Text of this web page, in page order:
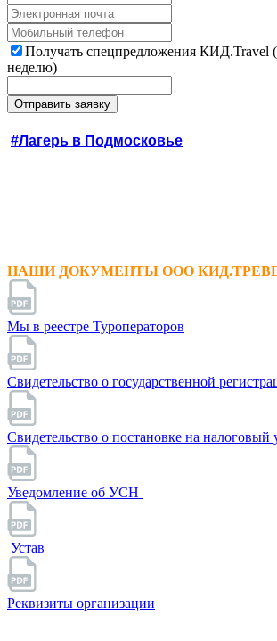
Получать спецпредложения КИД.Travel
неделю)
#Лагерь в Подмосковье
НАШИ ДОКУМЕНТЫ ООО
Мы в реестре Туроператоров
Свидетельство о государственной
Свидетельство о постановке на налоговый
Уведомление об УСН
Устав
Реквизиты организации